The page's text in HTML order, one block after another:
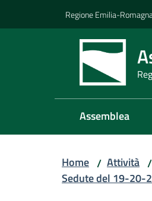
Regione Emilia-
Assemblea
Home / Attività /
Sedute del 19-